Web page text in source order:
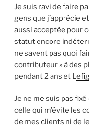
Je suis ravi de faire
gens que j’apprécie
aussi acceptée pour
statut encore
ne savent pas quoi
contributeur » à des
pendant 2 ans et L
Je ne me suis pas
celle qui m’évite les
de mes clients ni de